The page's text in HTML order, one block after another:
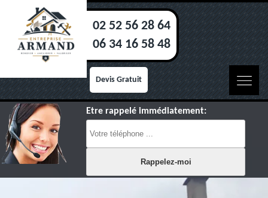
02 52 56 28 64
06 34 16 58 48
Devis Gratuit
Etre rappelé immédiatement: